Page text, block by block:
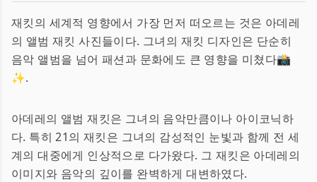
재킷의 세계적 영향에서 가장 먼저 떠오르는 것은 아데레
의 앨범 재킷 사진들이다. 그녀의 재킷 디자인은 단순히
음악 앨범을 넘어 패션과 문화에도 큰 영향을 미쳤다📸
✨.
아데레의 앨범 재킷은 그녀의 음악만큼이나 아이코닉하
다. 특히 21의 재킷은 그녀의 감성적인 눈빛과 함께 전 세
계의 대중에게 인상적으로 다가왔다. 그 재킷은 아데레의
이미지와 음악의 깊이를 완벽하게 대변하였다.